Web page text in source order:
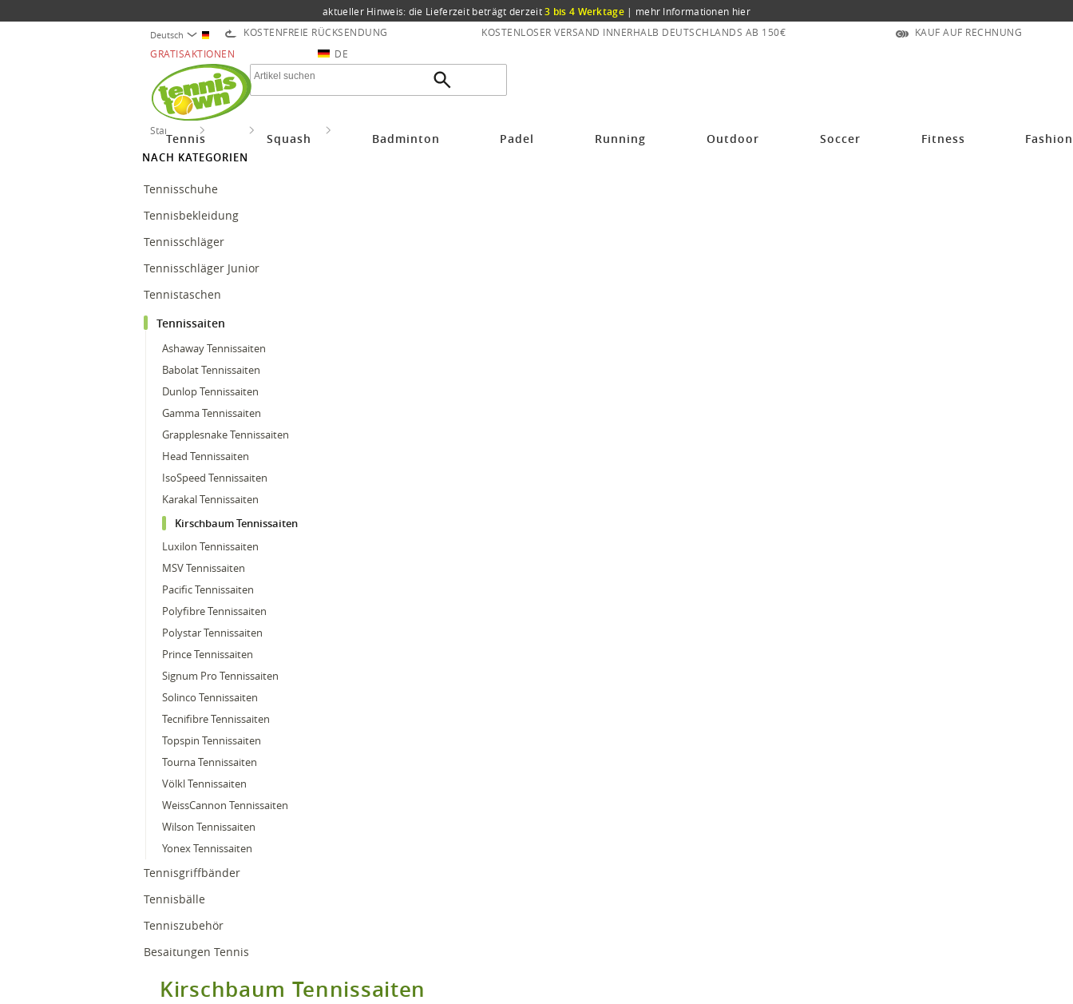
aktueller Hinweis: die Lieferzeit beträgt derzeit3 bis 4 Werktage | mehr Informationen hier
Deutsch KOSTENFREIE RÜCKSENDUNG KOSTENLOSER VERSAND INNERHALB DEUTSCHLANDS AB 150€
KAUF AUF RECHNUNG
GRATISAKTIONEN
DE
Tennis Squash Badminton Padel Running Outdoor Soccer Fitness Fashion
Startseite
NACH KATEGORIEN
Tennisschuhe
Tennisbekleidung
Tennisschläger
Tennisschläger Junior
Tennistaschen
Tennissaiten
Ashaway Tennissaiten
Babolat Tennissaiten
Dunlop Tennissaiten
Gamma Tennissaiten
Grapplesnake Tennissaiten
Head Tennissaiten
IsoSpeed Tennissaiten
Karakal Tennissaiten
Kirschbaum Tennissaiten
Luxilon Tennissaiten
MSV Tennissaiten
Pacific Tennissaiten
Polyfibre Tennissaiten
Polystar Tennissaiten
Prince Tennissaiten
Signum Pro Tennissaiten
Solinco Tennissaiten
Tecnifibre Tennissaiten
Topspin Tennissaiten
Tourna Tennissaiten
Völkl Tennissaiten
WeissCannon Tennissaiten
Wilson Tennissaiten
Yonex Tennissaiten
Tennisgriffbänder
Tennisbälle
Tenniszubehör
Besaitungen Tennis
Kirschbaum Tennissaiten